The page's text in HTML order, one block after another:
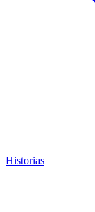
Historias